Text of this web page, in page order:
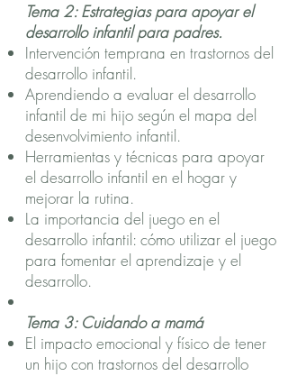
Tema 2: Estrategias para apoyar el
desarrollo infantil para padres.
Intervención temprana en trastornos del
desarrollo infantil.
Aprendiendo a evaluar el desarrollo
infantil de mi hijo según el mapa del
desenvolvimiento infantil.
Herramientas y técnicas para apoyar
el desarrollo infantil en el hogar y
mejorar la rutina.
La importancia del juego en el
desarrollo infantil: cómo utilizar el juego
para fomentar el aprendizaje y el
desarrollo.
Tema 3: Cuidando a mamá
El impacto emocional y físico de tener
un hijo con trastornos del desarrollo